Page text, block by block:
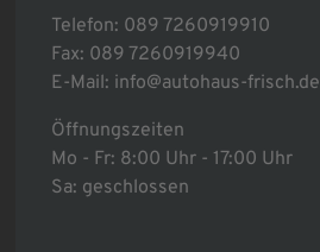
Telefon: 089 7260919910
Fax: 089 7260919940
E-Mail: info@autohaus-frisch.de
Öffnungszeiten
Mo - Fr: 8:00 Uhr - 17:00 Uhr
Sa: geschlossen